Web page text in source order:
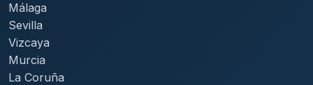
Málaga
Sevilla
Vizcaya
Murcia
La Coruña